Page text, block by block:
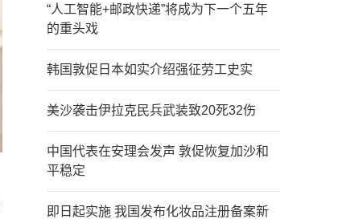
“人工智能+邮政快递”将成为下一个五年
的重头戏
韩国敦促日本如实介绍强征劳工史实
美沙袭击伊拉克民兵武装致20死32伤
中国代表在安理会发声 敦促恢复加沙和
平稳定
即日起实施 我国发布化妆品注册备案新